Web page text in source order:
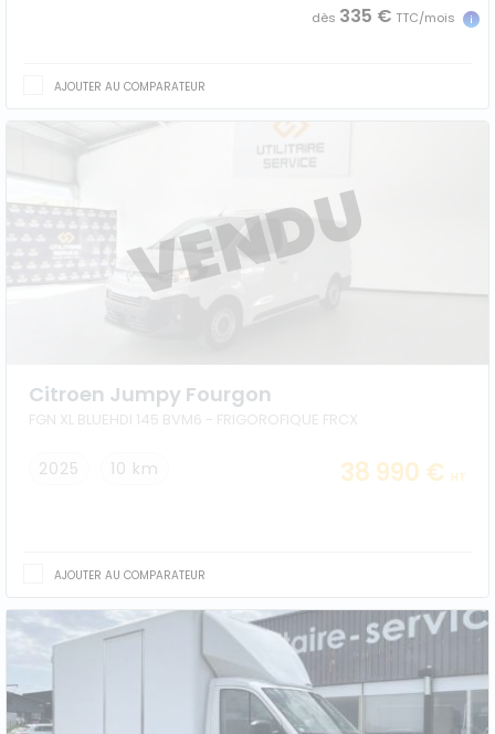
dès 335 € TTC/mois
AJOUTER AU COMPARATEUR
Citroen Jumpy Fourgon
FGN XL BLUEHDI 145 BVM6 - FRIGOROFIQUE FRCX
2025 10 km 38 990 € HT
AJOUTER AU COMPARATEUR